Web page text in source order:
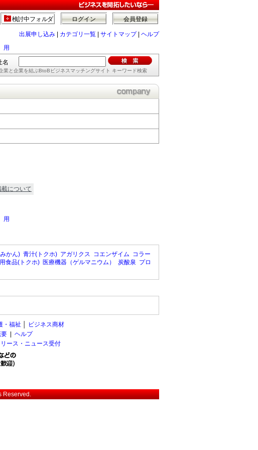
会員登録
ログイン
検討中フォルダ
出展申し込み カテゴリ一覧 サイトマップ| ヘルプ
用
名
業と企業を結ぶBtoBビジネスマッチングサイト キーワード検索
載について
用
かん) 青汁(トクホ) アガリクス コエンザイム コラー
食品(トクホ) 医療機器（ゲルマニウム） 炭酸泉 プロ
・福祉
ビジネス商材
ヘルプ
ース・ニュース受付